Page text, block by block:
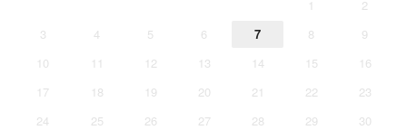
1
2
3
4 5 6 7 8
9
10
11 12 13 14 15
16
17
18 19 20 21 22
23
24
25 26 27 28 29
30